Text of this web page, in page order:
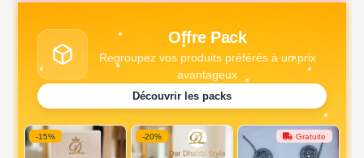
Offre Pack
Regroupez vos produits préférés à un prix
avantageux
Découvrir les packs
-15% -20% Gratuite